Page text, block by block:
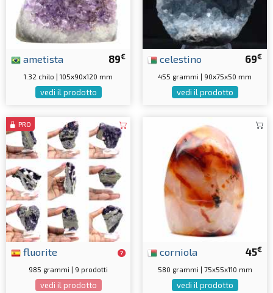
89€
ametista
1.32 chilo | 105x90x120 mm
vedi il prodotto
69€
celestino
455 grammi | 90x75x50 mm
vedi il prodotto
PRO
fluorite
985 grammi | 9 prodotti
vedi il prodotto
45€
corniola
580 grammi | 75x55x110 mm
vedi il prodotto